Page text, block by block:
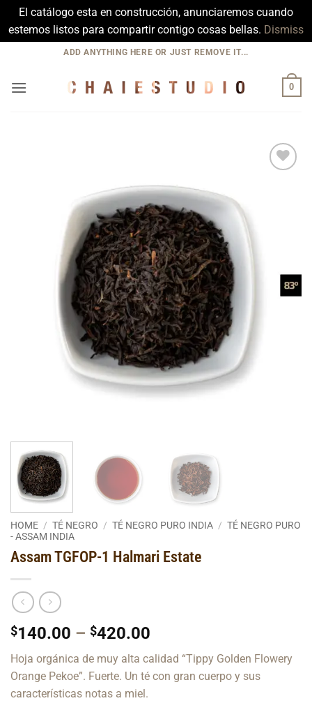
El catálogo esta en construcción, anunciaremos cuando
estemos listos para compartir contigo cosas bellas. Dismiss
content
ADD ANYTHING HERE OR JUST REMOVE IT...
0
HOME / TÉ NEGRO / TÉ NEGRO PURO INDIA / TÉ NEGRO PURO
- ASSAM INDIA
Assam TGFOP-1 Halmari Estate
$140.00 – $420.00
range:
$140.00
through
Hoja orgánica de muy alta calidad “Tippy Golden Flowery
Orange Pekoe”. Fuerte. Un té con gran cuerpo y sus
características notas a miel.